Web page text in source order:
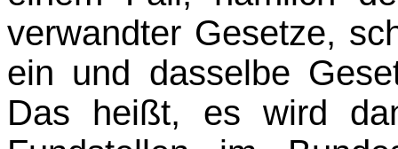
verwandter Gesetze,
ein und dasselbe
Das heißt, es wird